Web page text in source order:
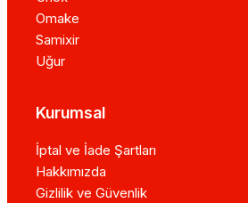
Omake
Samixir
Uğur
Kurumsal
İptal ve İade Şartları
Hakkımızda
Gizlilik ve Güvenlik